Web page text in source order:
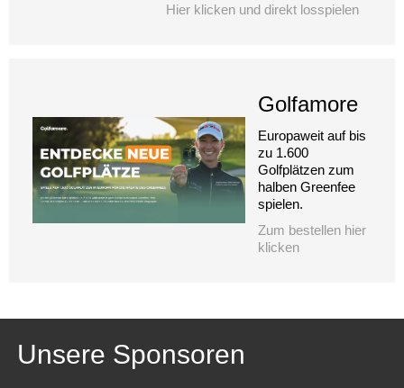
Hier klicken und direkt losspielen
Golfamore
Europaweit auf bis
zu 1.600
Golfplätzen zum
halben Greenfee
spielen.
Zum bestellen hier
klicken
Unsere Sponsoren